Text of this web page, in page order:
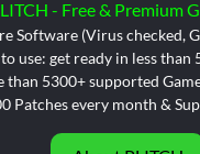
- Free & Premium
Software (Virus checked,
to use: get ready in less than
than 5300+ supported
Patches every month &